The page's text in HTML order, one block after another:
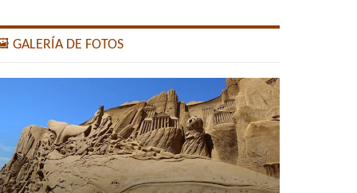
GALERÍA DE FOTOS